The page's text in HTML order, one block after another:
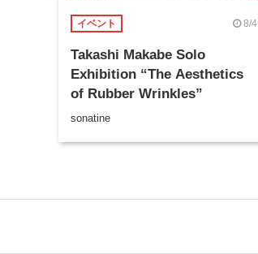
イベント 8/4
Takashi Makabe Solo
Exhibition “The Aesthetics
of Rubber Wrinkles”
sonatine